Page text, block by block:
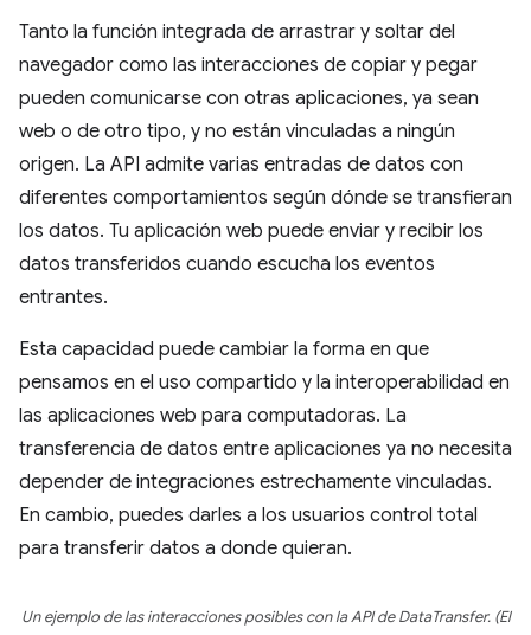
Tanto la función integrada de arrastrar y soltar del
navegador como las interacciones de copiar y pegar
pueden comunicarse con otras aplicaciones, ya sean
web o de otro tipo, y no están vinculadas a ningún
origen. La API admite varias entradas de datos con
diferentes comportamientos según dónde se transfieran
los datos. Tu aplicación web puede enviar y recibir los
datos transferidos cuando escucha los eventos
entrantes.
Esta capacidad puede cambiar la forma en que
pensamos en el uso compartido y la interoperabilidad en
las aplicaciones web para computadoras. La
transferencia de datos entre aplicaciones ya no necesita
depender de integraciones estrechamente vinculadas.
En cambio, puedes darles a los usuarios control total
para transferir datos a donde quieran.
Un ejemplo de las interacciones posibles con la API de DataTransfer. (El